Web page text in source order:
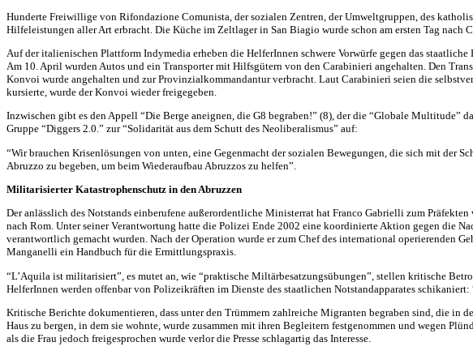
Hunderte Freiwillige von Rifondazione Comunista, der sozialen Zentren, der Umweltgruppen, des
Hilfeleistungen aller Art erbracht. Die Küche im Zeltlager in San Biagio wurde schon am ersten Tag nach
Auf der italienischen Plattform Indymedia erheben die HelferInnen schwere Vorwürfe gegen das
Am 10. April wurden Autos und ein Transporter mit Hilfsgütern von den Carabinieri angehalten. Den
Konvoi wurde angehalten und zur Provinzialkommandantur verbracht. Laut Carabinieri seien die
kursierte, wurde der Konvoi wieder freigegeben.
Inzwischen gibt es den Appell “Die Berge aneignen, die G8 begraben!” (8), der die “Globale Multitude”
Gruppe “Diggers 2.0.” zur “Solidarität aus dem Schutt des Neoliberalismus” auf:
“Wir brauchen Krisenlösungen von unten, eine Gegenmacht der sozialen Bewegungen, die sich mit
Abruzzo zu begeben, um beim Wiederaufbau Abruzzos zu helfen”.
Militarisierter Katastrophenschutz in den Abruzzen
Der anlässlich des Notstands einberufene außerordentliche Ministerrat hat Franco Gabrielli zum
nach Rom. Unter seiner Verantwortung hatte die Polizei Ende 2002 eine koordinierte Aktion gegen die
verantwortlich gemacht wurden. Nach der Operation wurde er zum Chef des international operierenden
Manganelli ein Handbuch für die Ermittlungspraxis.
“L’Aquila ist militarisiert”, es mutet an, wie “praktische Miltärbesatzungsübungen”, stellen kritische
HelferInnen werden offenbar von Polizeikräften im Dienste des staatlichen Notstandapparates
Kritische Berichte dokumentieren, dass unter den Trümmern zahlreiche Migranten begraben sind, die
Haus zu bergen, in dem sie wohnte, wurde zusammen mit ihren Begleitern festgenommen und wegen
als die Frau jedoch freigesprochen wurde verlor die Presse schlagartig das Interesse.